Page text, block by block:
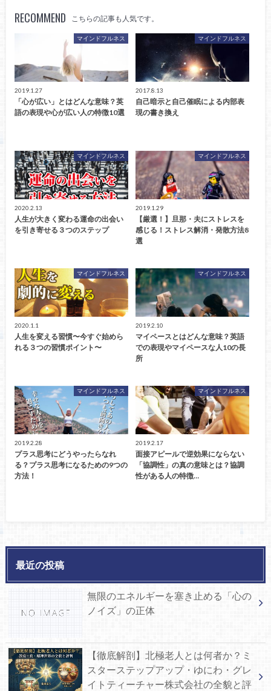
RECOMMEND こちらの記事も人気です。
マインドフルネス
2019.1.27
「心が広い」とはどんな意味？英
語の表現や心が広い人の特徴10選
マインドフルネス
2017.8.13
自己暗示と自己催眠による内部表
現の書き換え
マインドフルネス
2020.2.13
人生が大きく変わる運命の出会い
を引き寄せる３つのステップ
マインドフルネス
2019.1.29
【厳選！】旦那・夫にストレスを
感じる！ストレス解消・発散方法8
選
マインドフルネス
2020.1.1
人生を変える習慣〜今すぐ始めら
れる３つの習慣ポイント〜
マインドフルネス
2019.2.10
マイペースとはどんな意味？英語
での表現やマイペースな人10の長
所
マインドフルネス
2019.2.28
プラス思考にどうやったらなれ
る？プラス思考になるための9つの
方法！
マインドフルネス
2019.2.17
面接アピールで逆効果にならない
「協調性」の真の意味とは？協調
性がある人の特徴…
最近の投稿
無限のエネルギーを塞き止める「心の
ノイズ」の正体
【徹底解剖】北極老人とは何者か？ミ
スターステップアップ・ゆにわ・グレ
イトティーチャー株式会社の全貌と評